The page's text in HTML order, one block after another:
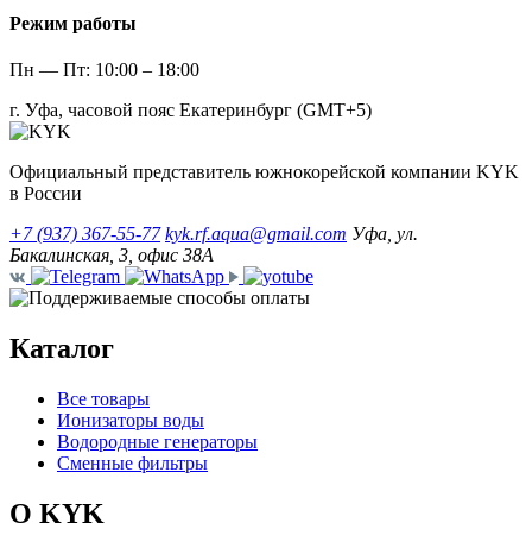
Режим работы
Пн — Пт: 10:00 – 18:00
г. Уфа, часовой пояс Екатеринбург (GMT+5)
Официальный представитель южнокорейской компании KYK
в России
+7 (937) 367-55-77 kyk.rf.aqua@gmail.com Уфа, ул.
Бакалинская, 3, офис 38А
Каталог
Все товары
Ионизаторы воды
Водородные генераторы
Сменные фильтры
О KYK